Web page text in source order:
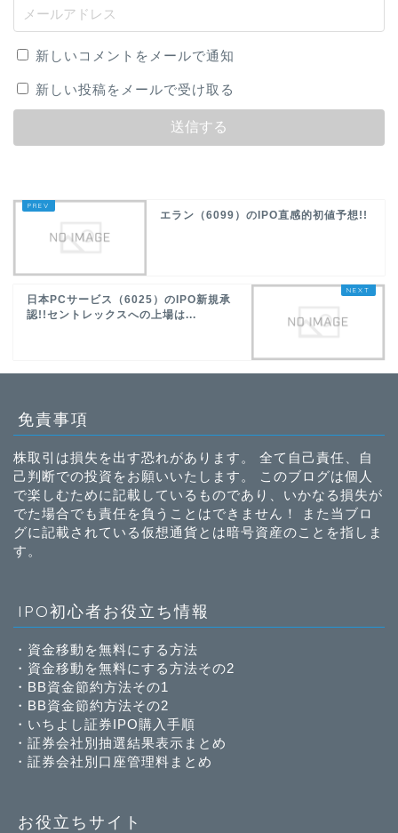
新しいコメントをメールで通知
新しい投稿をメールで受け取る
エラン（6099）のIPO直感的初値予想!!
日本PCサービス（6025）のIPO新規承
認!!セントレックスへの上場は...
免責事項
株取引は損失を出す恐れがあります。 全て自己責任、自
己判断での投資をお願いいたします。 このブログは個人
で楽しむために記載しているものであり、いかなる損失が
でた場合でも責任を負うことはできません！ また当ブロ
グに記載されている仮想通貨とは暗号資産のことを指しま
す。
IPO初心者お役立ち情報
・ 資金移動を無料にする方法
・ 資金移動を無料にする方法その2
・ BB資金節約方法その1
・ BB資金節約方法その2
・ いちよし証券IPO購入手順
・ 証券会社別抽選結果表示まとめ
・ 証券会社別口座管理料まとめ
お役立ちサイト